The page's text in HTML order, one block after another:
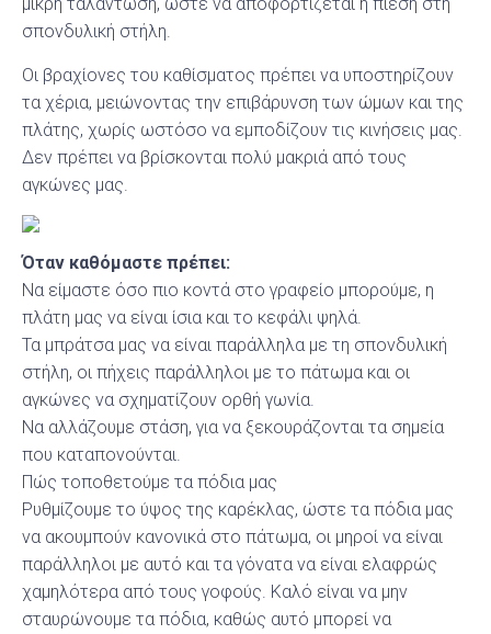
σπονδυλική στήλη.
Οι βραχίονες του καθίσματος πρέπει να υποστηρίζουν
τα χέρια, μειώνοντας την επιβάρυνση των ώμων και της
πλάτης, χωρίς ωστόσο να εμποδίζουν τις κινήσεις μας.
Δεν πρέπει να βρίσκονται πολύ μακριά από τους
αγκώνες μας.
Όταν καθόμαστε πρέπει:
Να είμαστε όσο πιο κοντά στο γραφείο μπορούμε, η
πλάτη μας να είναι ίσια και το κεφάλι ψηλά.
Τα μπράτσα μας να είναι παράλληλα με τη σπονδυλική
στήλη, οι πήχεις παράλληλοι με το πάτωμα και οι
αγκώνες να σχηματίζουν ορθή γωνία.
Να αλλάζουμε στάση, για να ξεκουράζονται τα σημεία
που καταπονούνται.
Πώς τοποθετούμε τα πόδια μας
Ρυθμίζουμε το ύψος της καρέκλας, ώστε τα πόδια μας
να ακουμπούν κανονικά στο πάτωμα, οι μηροί να είναι
παράλληλοι με αυτό και τα γόνατα να είναι ελαφρώς
χαμηλότερα από τους γοφούς. Καλό είναι να μην
σταυρώνουμε τα πόδια, καθώς αυτό μπορεί να